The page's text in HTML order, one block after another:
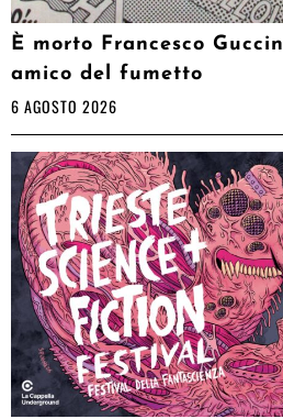
È morto Francesco
amico del fumetto
6 AGOSTO 2026